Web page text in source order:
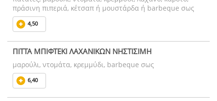
πράσινη πιπεριά, κέτσαπ ή μουστάρδα ή barbeque σως
4,50
ΠΙΤΤΑ ΜΠΙΦΤΕΚΙ ΛΑΧΑΝΙΚΩΝ ΝΗΣΤΙΣΙΜΗ
μαρούλι, ντομάτα, κρεμμύδι, barbeque σως
6,40